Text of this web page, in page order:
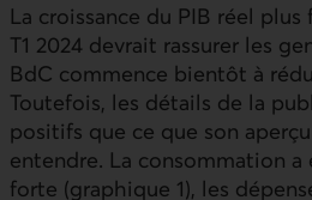
La croissance du PIB réel plus
T1 2024 devrait rassurer les
BdC commence bientôt à
Toutefois, les détails de la
positifs que ce que son
entendre. La consommation
forte (graphique 1), les